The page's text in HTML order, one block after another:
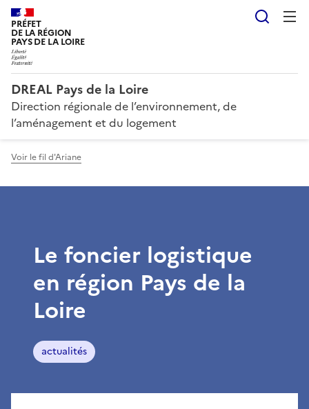
PRÉFET
DE LA RÉGION
PAYS DE LA LOIRE
DREAL Pays de la Loire
Direction régionale de l’environnement, de
l’aménagement et du logement
Voir le fil d'Ariane
Le foncier logistique
en région Pays de la
Loire
actualités